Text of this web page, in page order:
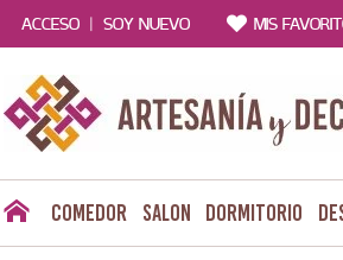
ACCESO | SOY NUEVO MIS
Comedor Salon Dormitorio